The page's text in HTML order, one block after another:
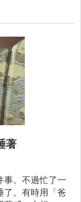
著
事。不過忙了一
了。有時用「爸